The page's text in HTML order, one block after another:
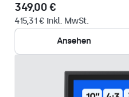
349,00 €
415,31 € inkl. MwSt.
Ansehen